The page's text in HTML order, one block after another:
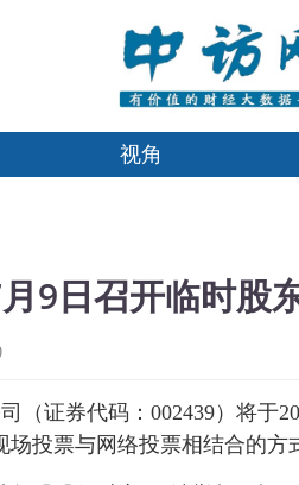
视角
9日召开临时股
证券代码：002439）将于
投票与网络投票相结合的方